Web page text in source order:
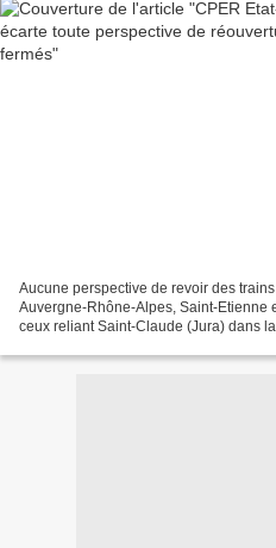
Aucune perspective de revoir des
Auvergne-Rhône-Alpes, Saint-Etienne
ceux reliant Saint-Claude (Jura) dans